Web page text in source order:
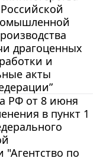
драгоценных
и
акты
РФ от 8 июня
в пункт 1
по